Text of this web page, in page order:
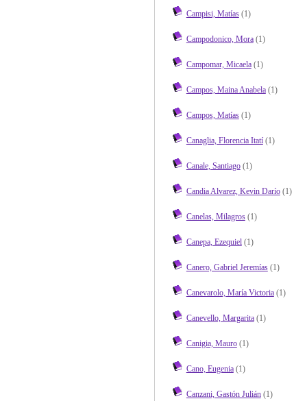
Campisi, Matías(1)
Campodonico, Mora(1)
Campomar, Micaela(1)
Campos, Maina Anabela(1)
Campos, Matías(1)
Canaglia, Florencia Itatí(1)
Canale, Santiago(1)
Candia Alvarez, Kevin Darío(1)
Canelas, Milagros(1)
Canepa, Ezequiel(1)
Canero, Gabriel Jeremías(1)
Canevarolo, María Victoria(1)
Canevello, Margarita(1)
Canigia, Mauro(1)
Cano, Eugenia(1)
Canzani, Gastón Julián(1)